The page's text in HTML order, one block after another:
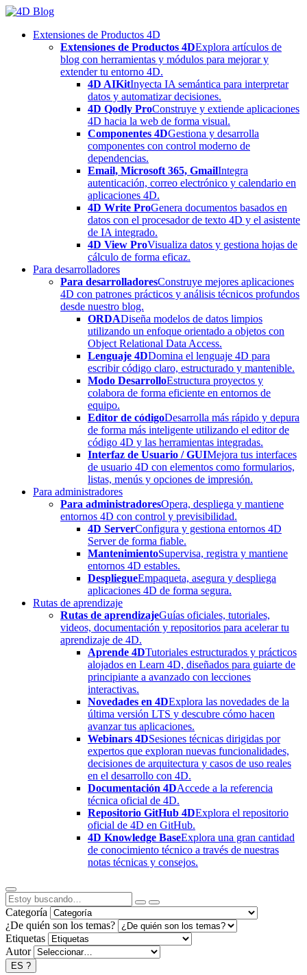
Skip
contentExtensiones de Productos 4D
Extensiones de Productos 4DExplora artículos de
blog con herramientas y módulos para mejorar y
extender tu entorno 4D.
4D AIKitInyecta IA semántica para interpretar
datos y automatizar decisiones.
4D Qodly ProConstruye y extiende aplicaciones
4D hacia la web de forma visual.
Componentes 4DGestiona y desarrolla
componentes con control moderno de
dependencias.
Email, Microsoft 365, GmailIntegra
autenticación, correo electrónico y calendario en
aplicaciones 4D.
4D Write ProGenera documentos basados en
datos con el procesador de texto 4D y el asistente
de IA integrado.
4D View ProVisualiza datos y gestiona hojas de
cálculo de forma eficaz.
Para desarrolladores
Para desarrolladoresConstruye mejores aplicaciones
4D con patrones prácticos y análisis técnicos profundos
desde nuestro blog.
ORDADiseña modelos de datos limpios
utilizando un enfoque orientado a objetos con
Object Relational Data Access.
Lenguaje 4DDomina el lenguaje 4D para
escribir código claro, estructurado y mantenible.
Modo DesarrolloEstructura proyectos y
colabora de forma eficiente en entornos de
equipo.
Editor de códigoDesarrolla más rápido y depura
de forma más inteligente utilizando el editor de
código 4D y las herramientas integradas.
Interfaz de Usuario / GUIMejora tus interfaces
de usuario 4D con elementos como formularios,
listas, menús y opciones de impresión.
Para administradores
Para administradoresOpera, despliega y mantiene
entornos 4D con control y previsibilidad.
4D ServerConfigura y gestiona entornos 4D
Server de forma fiable.
MantenimientoSupervisa, registra y mantiene
entornos 4D estables.
DespliegueEmpaqueta, asegura y despliega
aplicaciones 4D de forma segura.
Rutas de aprendizaje
Rutas de aprendizajeGuías oficiales, tutoriales,
videos, documentación y repositorios para acelerar tu
aprendizaje de 4D.
Aprende 4DTutoriales estructurados y prácticos
alojados en Learn 4D, diseñados para guiarte de
principiante a avanzado con lecciones
interactivas.
Novedades en 4DExplora las novedades de la
última versión LTS y descubre cómo hacen
avanzar tus aplicaciones.
Webinars 4DSesiones técnicas dirigidas por
expertos que exploran nuevas funcionalidades,
decisiones de arquitectura y casos de uso reales
en el desarrollo con 4D.
Documentación 4DAccede a la referencia
técnica oficial de 4D.
Repositorio GitHub 4DExplora el repositorio
oficial de 4D en GitHub.
4D Knowledge BaseExplora una gran cantidad
de conocimiento técnico a través de nuestras
notas técnicas y consejos.
Categoría
¿De quién son los temas?
Etiquetas
Autor
ES ?